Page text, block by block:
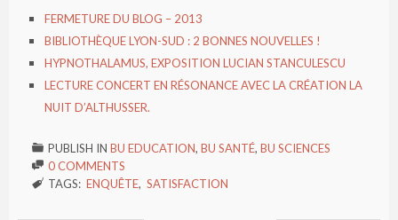
FERMETURE DU BLOG – 2013
BIBLIOTHÈQUE LYON-SUD : 2 BONNES NOUVELLES !
HYPNOTHALAMUS, EXPOSITION LUCIAN STANCULESCU
LECTURE CONCERT EN RÉSONANCE AVEC LA CRÉATION LA
NUIT D’ALTHUSSER.
 PUBLISH INBU EDUCATION,BU SANTÉ,BU SCIENCES
 0 COMMENTS
 TAGS: ENQUÊTE, SATISFACTION